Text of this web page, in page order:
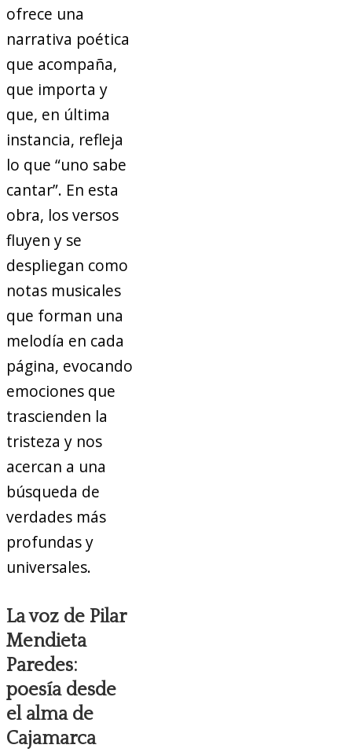
ofrece una
narrativa poética
que acompaña,
que importa y
que, en última
instancia, refleja
lo que “uno sabe
cantar”. En esta
obra, los versos
fluyen y se
despliegan como
notas musicales
que forman una
melodía en cada
página, evocando
emociones que
trascienden la
tristeza y nos
acercan a una
búsqueda de
verdades más
profundas y
universales.
La voz de Pilar
Mendieta
Paredes:
poesía desde
el alma de
Cajamarca